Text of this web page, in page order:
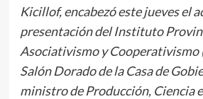
Kicillof, encabezó este jueves el
presentación del Instituto
Asociativismo y Cooperativismo
Salón Dorado de la Casa de
ministro de Producción, Ciencia